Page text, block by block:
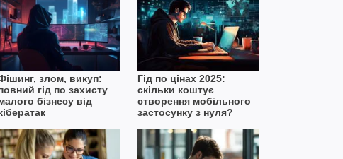
злом, викуп:
гід по захисту
бізнесу від
Гід по цінах 2025:
скільки коштує
створення мобільного
застосунку з нуля?